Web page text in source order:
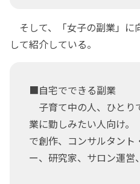
そして、「女子の副業」に
して紹介している。
■自宅でできる副業
子育て中の人、ひとり
業に勤しみたい人向け。
で創作、コンサルタント
ー、研究家、サロン運営